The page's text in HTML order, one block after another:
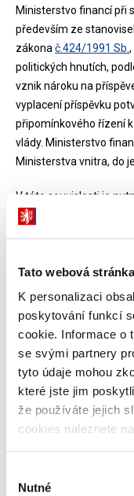
Tato webová
K personalizaci
poskytování funkcí
cookie. Informace o
se svými partnery
tyto údaje mohou
které jste jim
že používáte jejich
cookies naleznete na
souhlasu
Nutné
Ministerstvo financí při
především ze
zákona č.424/1991 Sb.
politických hnutích,
vznik nároku na
vyplacení příspěvku
připomínkového řízení
vlády. Ministerstvo
Ministerstva vnitra, do
V této souvislosti je
nerozhodl, že politická
Není pravdou, že
negativní rozhodnutí o
7.4.2006. Teprve po
Ministerstva financí
ministr. Dne 30.6.
a SNK ED. Rozklad
musel na základě
byly ve většině lidé